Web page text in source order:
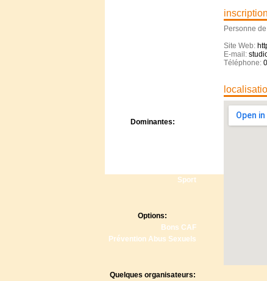
Dominantes:
Sport
Options:
Bons CAF
Prévention Abus Sexuels
Quelques organisateurs:
Personne
Site Web:
E-mail:
Téléphone: